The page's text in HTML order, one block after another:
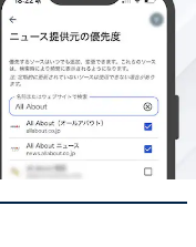
とができ、たくさ
温のまま食べられ
いずれもランチタ
が可能です。
煮 白スパイスソー